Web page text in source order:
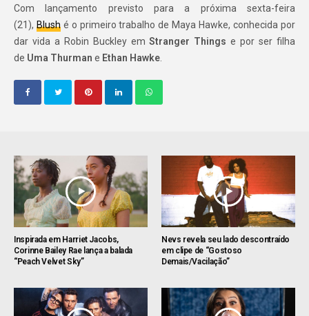
Com lançamento previsto para a próxima sexta-feira
(21), Blushé o primeiro trabalho de Maya Hawke, conhecida por
dar vida a Robin Buckley emStranger Things e por ser filha
de Uma Thurman e Ethan Hawke.
Inspirada em Harriet Jacobs,
Corinne Bailey Rae lança a balada
“Peach Velvet Sky”
Nevs revela seu lado descontraído
em clipe de “Gostoso
Demais/Vacilação”